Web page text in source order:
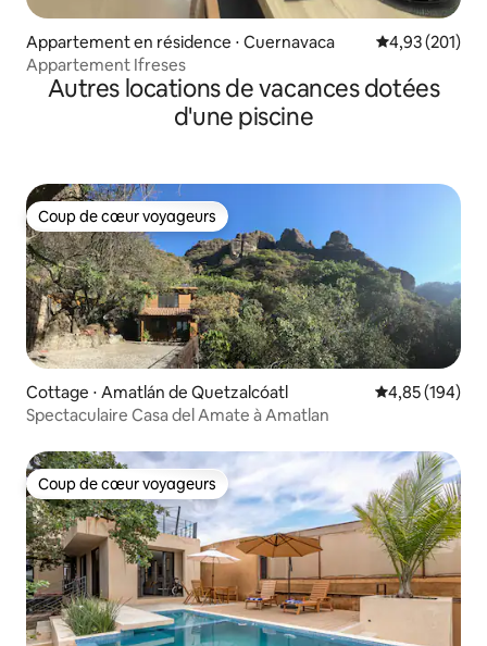
Appartement en résidence ⋅ Cuernavaca Évaluation
4,93 (201)
Appartement Ifreses
Autres locations de vacances dotées
d'une piscine
Coup de cœur voyageurs
Coup de cœur voyageurs
Cottage ⋅ Amatlán de Quetzalcóatl Évaluation
4,85 (194)
Spectaculaire Casa del Amate à Amatlan
Coup de cœur voyageurs
Coup de cœur voyageurs